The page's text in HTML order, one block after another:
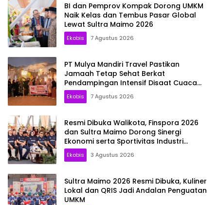
BI dan Pemprov Kompak Dorong UMKM
Naik Kelas dan Tembus Pasar Global
Lewat Sultra Maimo 2026
Ekobis 7 Agustus 2026
PT Mulya Mandiri Travel Pastikan
Jamaah Tetap Sehat Berkat
Pendampingan Intensif Disaat Cuaca
Madinah Capai 44 Derajat Celsius
Ekobis 7 Agustus 2026
Resmi Dibuka Walikota, Finspora 2026
dan Sultra Maimo Dorong Sinergi
Ekonomi serta Sportivitas Industri
Keuangan
Ekobis 3 Agustus 2026
Sultra Maimo 2026 Resmi Dibuka, Kuliner
Lokal dan QRIS Jadi Andalan Penguatan
UMKM